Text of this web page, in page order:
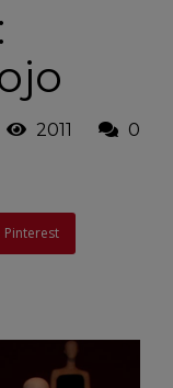
2011 0
Pinterest